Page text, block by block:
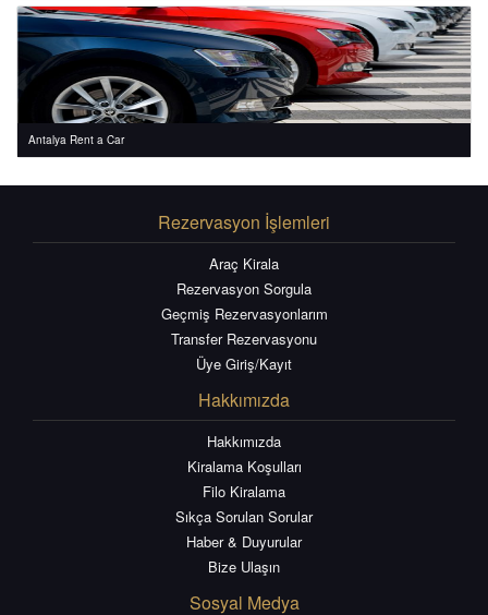
Antalya Rent a Car
Rezervasyon İşlemleri
Araç Kirala
Rezervasyon Sorgula
Geçmiş Rezervasyonlarım
Transfer Rezervasyonu
Üye Giriş/Kayıt
Hakkımızda
Hakkımızda
Kiralama Koşulları
Filo Kiralama
Sıkça Sorulan Sorular
Haber & Duyurular
Bize Ulaşın
Sosyal Medya